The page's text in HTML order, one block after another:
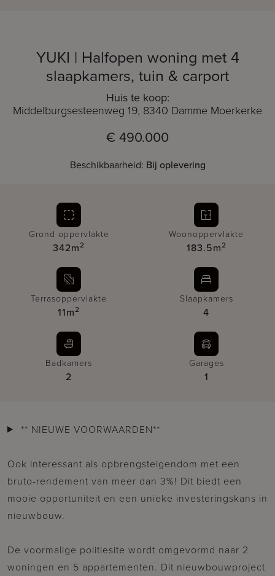
YUKI | Halfopen woning met 4
slaapkamers, tuin & carport
Huis te koop:
Middelburgsesteenweg 19, 8340 Damme Moerkerke
€ 490.000
Beschikbaarheid: Bij oplevering
Grond oppervlakte
342m2
Woonoppervlakte
183.5m2
Terrasoppervlakte
11m2
Slaapkamers
4
Badkamers
2
Garages
1
** NIEUWE VOORWAARDEN**
Ook interessant als opbrengsteigendom met een
bruto-rendement van meer dan 3%! Dit biedt een
mooie opportuniteit en een unieke investeringskans in
nieuwbouw.
De voormalige politiesite wordt omgevormd naar 2
woningen en 5 appartementen. Dit nieuwbouwproject